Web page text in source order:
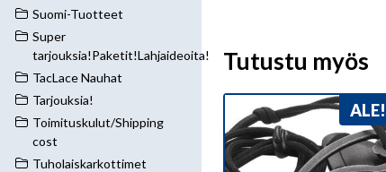
Suomi-Tuotteet
Super
tarjouksia!Paketit!Lahjaideoita!
TacLace Nauhat
Tarjouksia!
Toimituskulut/Shipping
cost
Tuholaiskarkottimet
Tutustu myös
ALE!